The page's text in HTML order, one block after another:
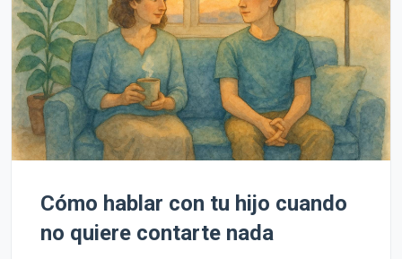
Cómo hablar con tu hijo cuando
no quiere contarte nada